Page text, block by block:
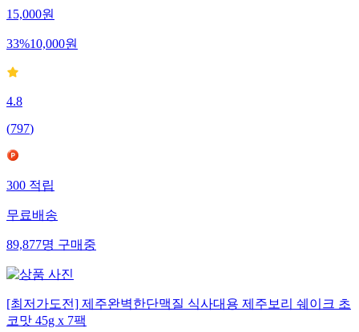
15,000원
33%10,000원
4.8
(797)
300 적립
무료배송
89,877명 구매중
[최저가도전] 제주완벽한단맥질 식사대용 제주보리 쉐이크 초
코맛 45g x 7팩